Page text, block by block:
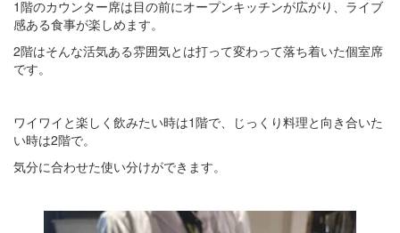
1階のカウンター席は目の前にオープンキッチンが広がり、ライブ
感ある食事が楽しめます。
2階はそんな活気ある雰囲気とは打って変わって落ち着いた個室席
です。
ワイワイと楽しく飲みたい時は1階で、じっくり料理と向き合いた
い時は2階で。
気分に合わせた使い分けができます。